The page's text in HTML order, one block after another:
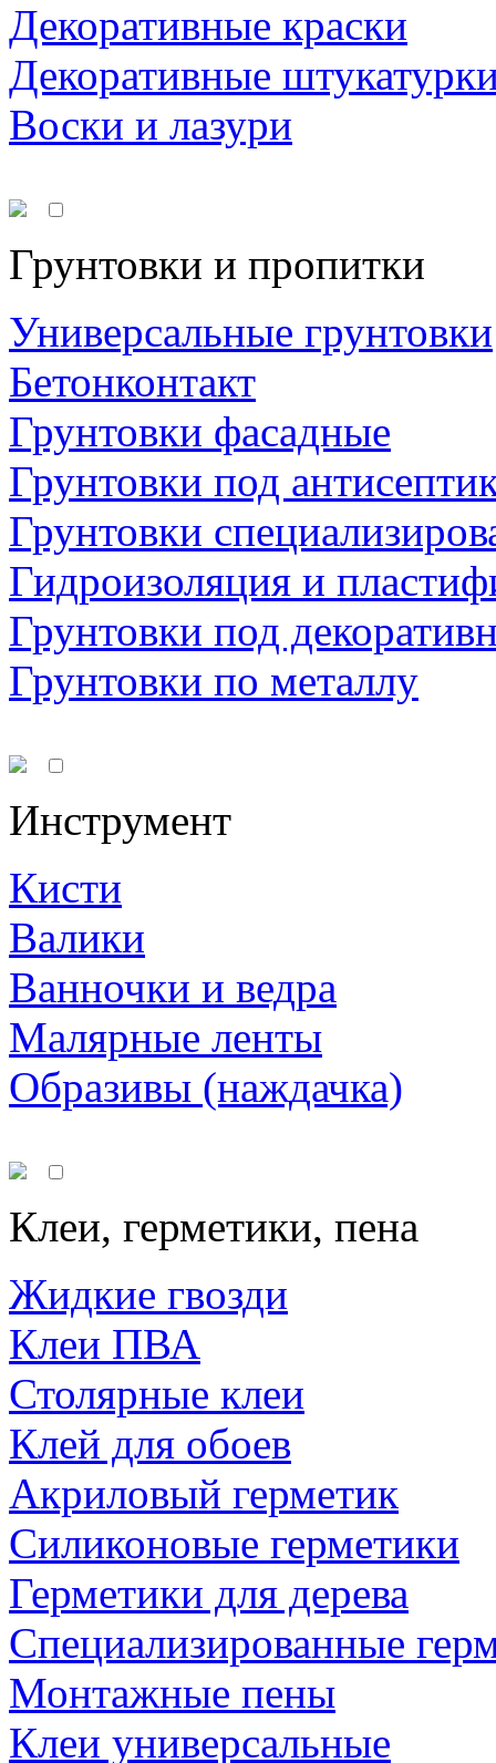
Декоративные краски
Декоративные
Воски и лазури
Грунтовки и пропитки
Универсальные грунтовки
Бетонконтакт
Грунтовки фасадные
Грунтовки под
Грунтовки
Гидроизоляция и
Грунтовки под
Грунтовки по металлу
Инструмент
Кисти
Валики
Ванночки и ведра
Малярные ленты
Образивы (наждачка)
Клеи, герметики, пена
Жидкие гвозди
Клеи ПВА
Столярные клеи
Клей для обоев
Акриловый герметик
Силиконовые герметики
Герметики для дерева
Специализированные
Монтажные пены
Клеи универсальные